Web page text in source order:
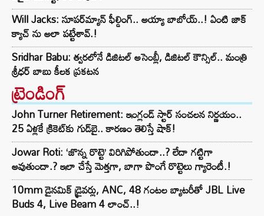
Will Jacks: సూపర్‌మ్యాన్ ఫీల్డింగ్.. అయ్యా బాబోయ్..! ఏంటి జాక్
క్యాచ్ ను అలా పట్టేశావ్.!
Sridhar Babu: త్వరలోనే డిజిటల్ అసెంబ్లీ, డిజిటల్ కౌన్సిల్.. మంత్రి
శ్రీధర్ బాబు కీలక ప్రకటన
ట్రెండింగ్‌
John Turner Retirement: ఇంగ్లండ్ స్టార్ సంచలన నిర్ణయం..
25 ఏళ్లకే క్రికెట్‌కు గుడ్‌బై.. కారణం తెలిస్తే షాక్!
Jowar Roti: ‘జొన్న రొట్టె’ విరిగిపోతుందా..? లేదా గట్టిగా
అవుతుందా.? ఇలా చేస్తే మెత్తగా, బాగా పొంగే రొట్టెలు గ్యారెంటీ.!
10mm డైనమిక్ డ్రైవర్లు, ANC, 48 గంటల బ్యాటరీతో JBL Live
Buds 4, Live Beam 4 లాంచ్..!